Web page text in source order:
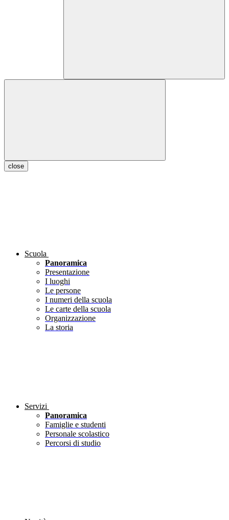
close
Scuola
Panoramica
Presentazione
I luoghi
Le persone
I numeri della scuola
Le carte della scuola
Organizzazione
La storia
Servizi
Panoramica
Famiglie e studenti
Personale scolastico
Percorsi di studio